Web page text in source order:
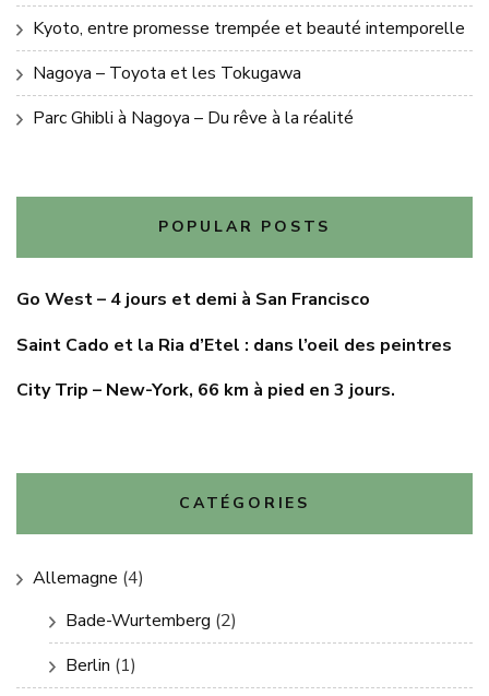
Kyoto, entre promesse trempée et beauté intemporelle
Nagoya – Toyota et les Tokugawa
Parc Ghibli à Nagoya – Du rêve à la réalité
POPULAR POSTS
Go West – 4 jours et demi à San Francisco
Saint Cado et la Ria d’Etel : dans l’oeil des peintres
City Trip – New-York, 66 km à pied en 3 jours.
CATÉGORIES
Allemagne (4)
Bade-Wurtemberg (2)
Berlin (1)